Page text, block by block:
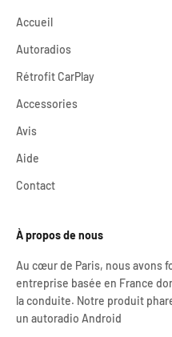
Accueil
Autoradios
Rétrofit CarPlay
Accessories
Avis
Aide
Contact
À propos de nous
Au cœur de Paris, nous avons
entreprise basée en France
la conduite. Notre produit
un autoradio Android